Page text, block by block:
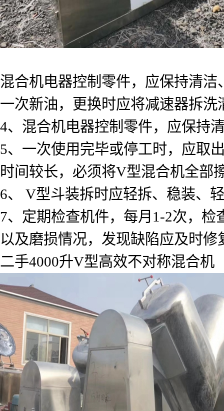
混合机电器控制零件，应保持清
一次新油，更换时应将减速器拆洗
4、混合机电器控制零件，应保持
5、一次使用完毕或停工时，应取
时间较长，必须将V型混合机全部
6、 V型斗装拆时应轻拆、稳装、
7、定期检查机件，每月1-2次，
以及磨损情况，发现缺陷应及时
二手4000升V型高效不对称混合机